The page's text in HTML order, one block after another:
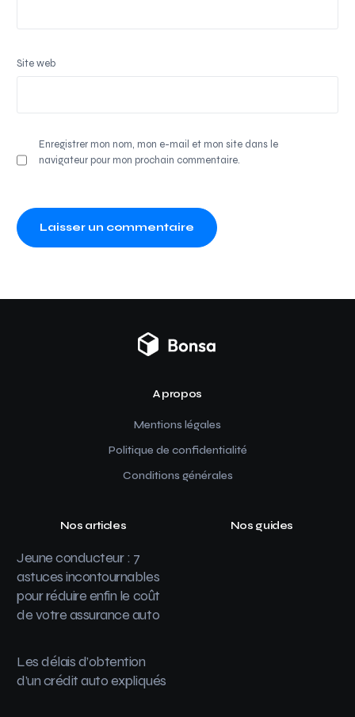
Site web
Enregistrer mon nom, mon e-mail et mon site dans le
navigateur pour mon prochain commentaire.
A propos
Mentions légales
Politique de confidentialité
Conditions générales
Nos articles
Jeune conducteur : 7
astuces incontournables
pour réduire enfin le coût
de votre assurance auto
Les délais d’obtention
d’un crédit auto expliqués
Nos guides